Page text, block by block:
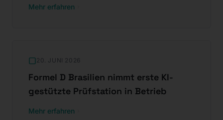
Mehr erfahren
:Formel D veröffentlicht ESG-Bericht 2025
20. JUNI 2026
Formel D Brasilien nimmt erste KI-
gestützte Prüfstation in Betrieb
Mehr erfahren
:Formel D Brasilien nimmt erste KI-gestützte Prüfstation